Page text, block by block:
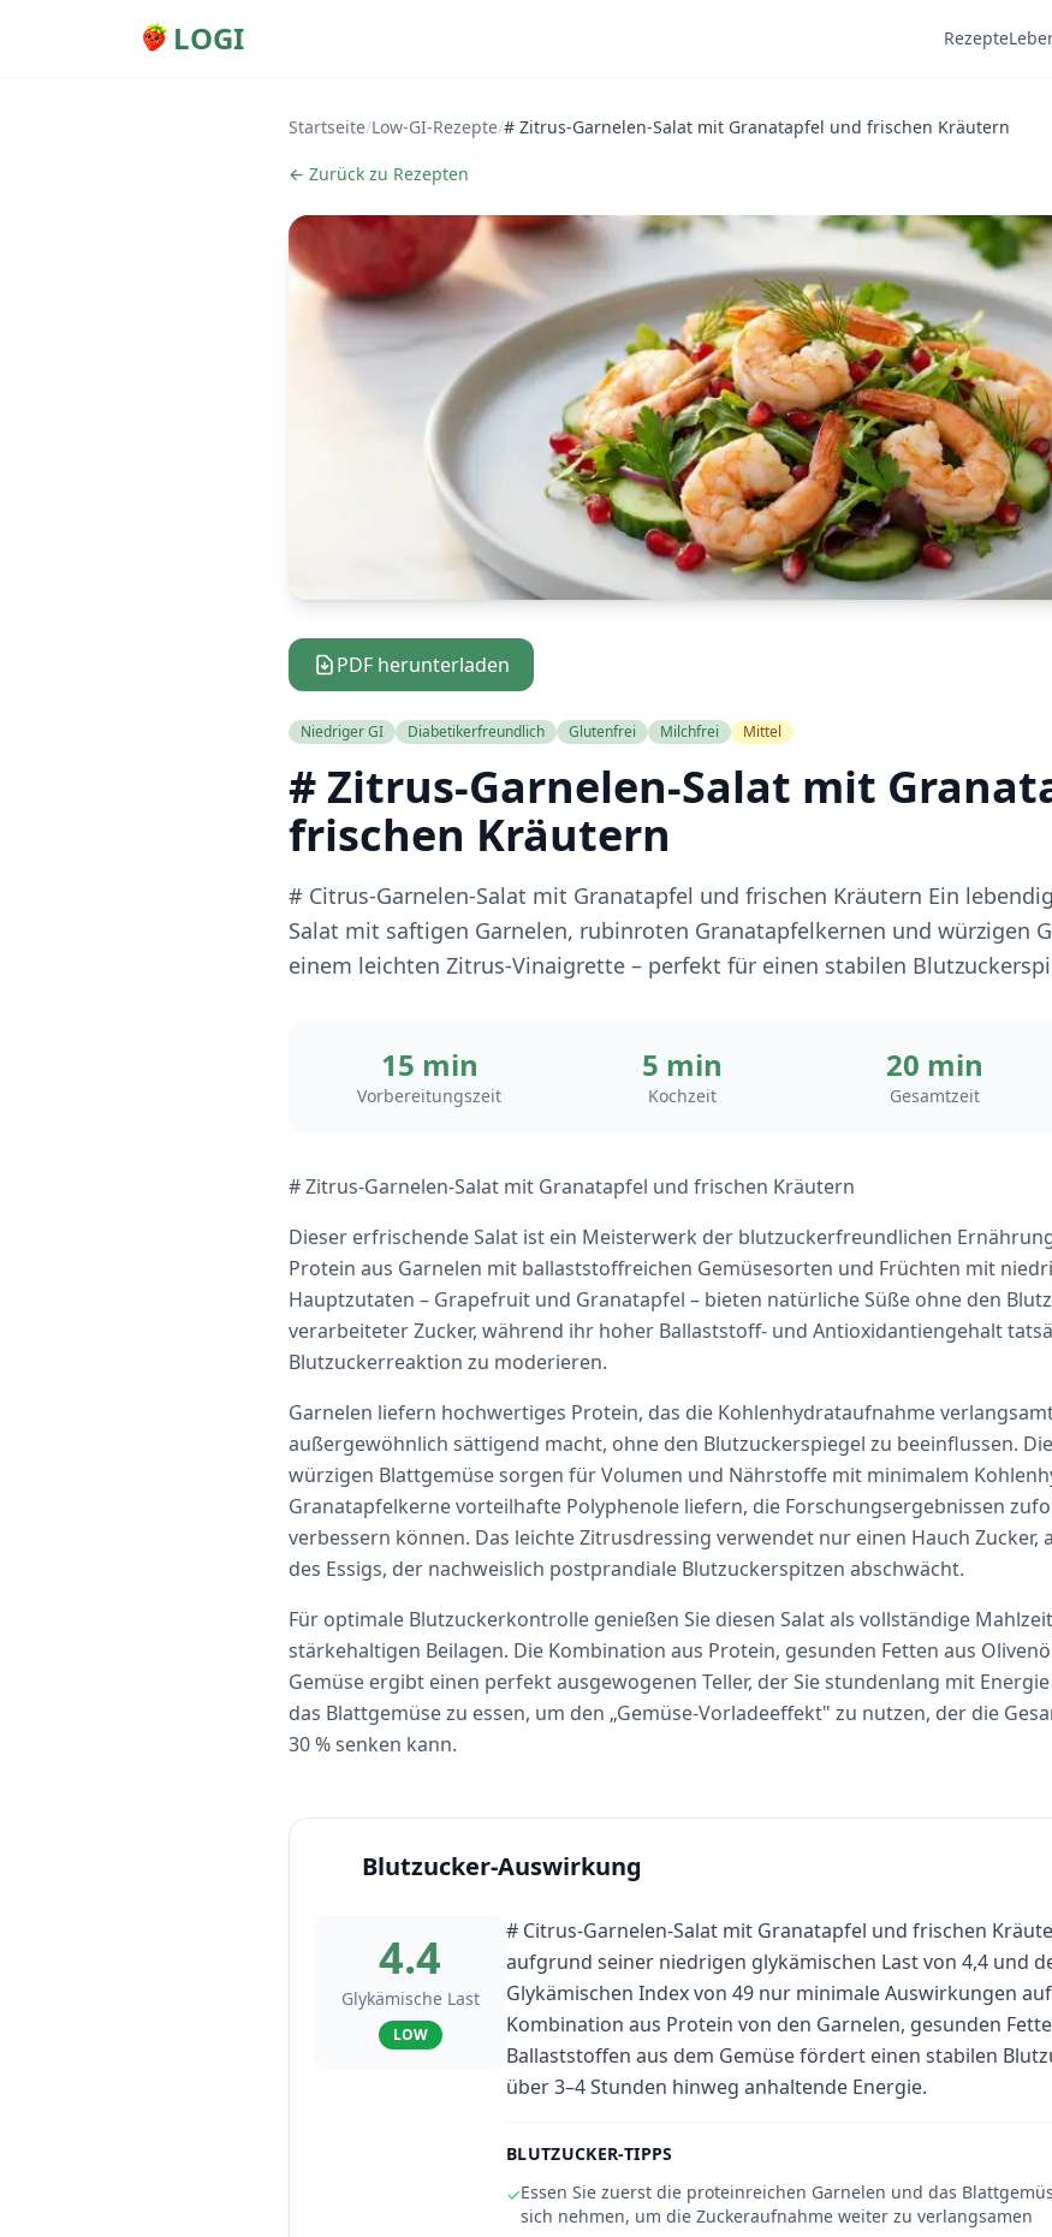
LOGI Rezepte
Startseite/Low-GI-Rezepte/# Zitrus-Garnelen-Salat mit Granatapfel und frischen Kräutern
← Zurück zu Rezepten
PDF herunterladen
Niedriger GI Diabetikerfreundlich Glutenfrei Milchfrei Mittel
# Zitrus-Garnelen-Salat mit
frischen Kräutern
# Citrus-Garnelen-Salat mit Granatapfel und frischen Kräutern Ein
Salat mit saftigen Garnelen, rubinroten Granatapfelkernen und würzigen
einem leichten Zitrus-Vinaigrette – perfekt für einen stabilen
15 min
Vorbereitungszeit
5 min
Kochzeit
20 min
Gesamtzeit
# Zitrus-Garnelen-Salat mit Granatapfel und frischen Kräutern
Dieser erfrischende Salat ist ein Meisterwerk der blutzuckerfreundlichen
Protein aus Garnelen mit ballaststoffreichen Gemüsesorten und Früchten mit
Hauptzutaten – Grapefruit und Granatapfel – bieten natürliche Süße ohne den
verarbeiteter Zucker, während ihr hoher Ballaststoff- und Antioxidantiengehalt
Blutzuckerreaktion zu moderieren.
Garnelen liefern hochwertiges Protein, das die Kohlenhydrataufnahme
außergewöhnlich sättigend macht, ohne den Blutzuckerspiegel zu beeinflussen.
würzigen Blattgemüse sorgen für Volumen und Nährstoffe mit minimalem
Granatapfelkerne vorteilhafte Polyphenole liefern, die Forschungsergebnissen
verbessern können. Das leichte Zitrusdressing verwendet nur einen Hauch Zucker,
des Essigs, der nachweislich postprandiale Blutzuckerspitzen abschwächt.
Für optimale Blutzuckerkontrolle genießen Sie diesen Salat als vollständige
stärkehaltigen Beilagen. Die Kombination aus Protein, gesunden Fetten aus
Gemüse ergibt einen perfekt ausgewogenen Teller, der Sie stundenlang mit
das Blattgemüse zu essen, um den „Gemüse-Vorladeeffekt" zu nutzen, der die
30 % senken kann.
Blutzucker-Auswirkung
4.4
Glykämische Last
LOW
# Citrus-Garnelen-Salat mit Granatapfel und frischen
aufgrund seiner niedrigen glykämischen Last von 4,4 und
Glykämischen Index von 49 nur minimale Auswirkungen
Kombination aus Protein von den Garnelen, gesunden
Ballaststoffen aus dem Gemüse fördert einen stabilen
über 3–4 Stunden hinweg anhaltende Energie.
BLUTZUCKER-TIPPS
✓Essen Sie zuerst die proteinreichen Garnelen und das
sich nehmen, um die Zuckeraufnahme weiter zu verlangsamen